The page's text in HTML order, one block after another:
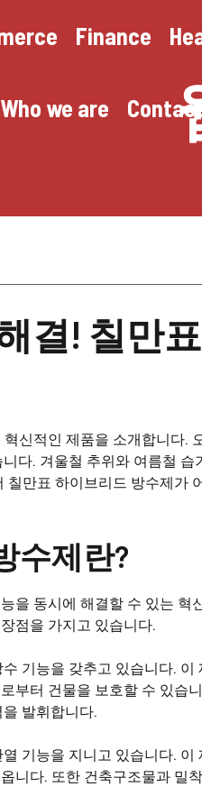
Finance
Who we are
결! 칠만
신적인 제품을 소개합니다.
다. 겨울철 추위와 여름철
만표 하이브리드 방수제가
수제란?
을 동시에 해결할 수 있는
점을 가지고 있습니다.
기능을 갖추고 있습니다.
부터 건물을 보호할 수 있습
발휘합니다.
기능을 지니고 있습니다.
니다. 또한 건축구조물과 밀